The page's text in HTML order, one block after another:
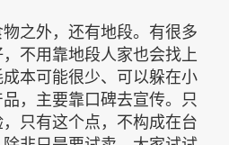
之外，还有地段。有很多
不用靠地段人家也会找上
本可能很少、可以躲在小
，主要靠口碑去宣传。只
只有这个点，不构成在台